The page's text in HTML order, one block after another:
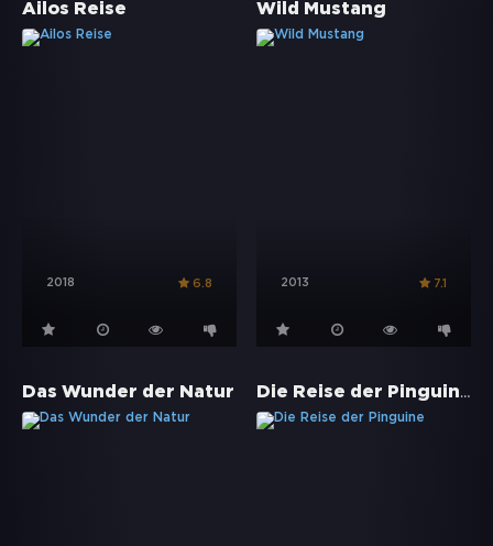
Ailos Reise
2018 6.8
Wild Mustang
2013 7.1
Das Wunder der Natur Die Reise der Pinguine